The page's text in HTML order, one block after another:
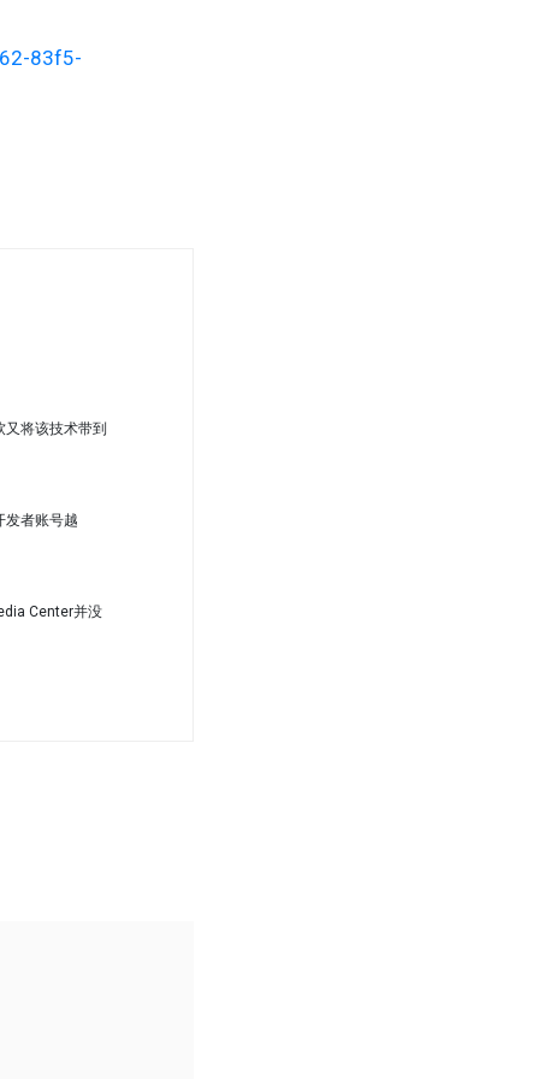
83f5-
将该技术带到
发者账号越
Center并没